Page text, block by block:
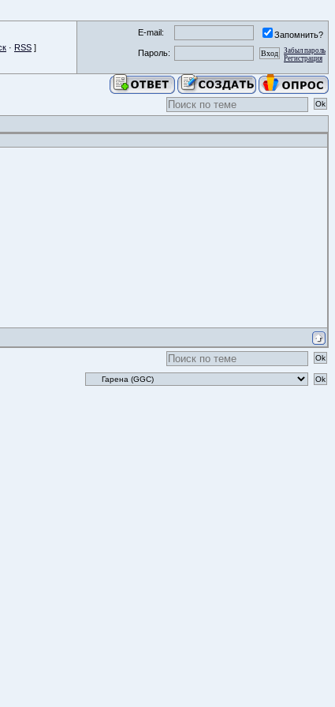
· RSS ]
E-mail:
Запомнить?
Пароль:
Забыл пароль
Регистрация